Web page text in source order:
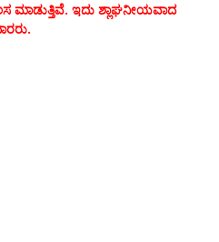
ಮಾಡುತ್ತಿವೆ. ಇದು ಶ್ಲಾಘನೀಯವಾದ